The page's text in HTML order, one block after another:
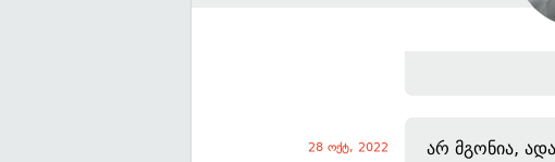
28 ოქტ, 2022
არ მგონია,